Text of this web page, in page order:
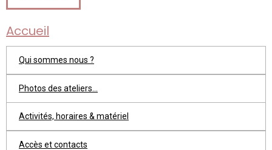
Accueil
Qui sommes nous ?
Photos des ateliers...
Activités, horaires & matériel
Accès et contacts